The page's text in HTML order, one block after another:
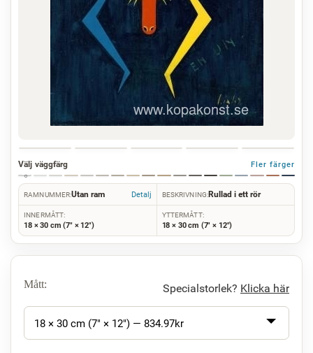
Välj väggfärg Fler färger
RAMNUMMER:Utan ram Detalj BESKRIVNING:Rullad i ett rör
INNERMÅTT:
18 × 30 cm (7" × 12")
YTTERMÅTT:
18 × 30 cm (7" × 12")
Mått: Specialstorlek? Klicka här
18 × 30 cm (7" × 12") — 834.97kr